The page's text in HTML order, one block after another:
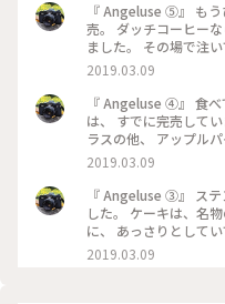
『 Angeluse ⑤』 もうひとつの名物、 梅ダッチコーヒーも完
売。 ダッチコーヒー
ました。 その場で注いでくれるのですが、 撮るの忘れました
😅 美味しくいただきました。 最初で最後の訪問になりました
が、 本当に行くことが出来て
ヂェラス#浅草カフェ#
2019.03.09
『 Angeluse ④』 食べてみたかった、 レモンパイとミルフェ
は、 すでに完売して
ラスの他、 アップルパイと
は、みっちり。 サバリンは
ンヂェラス#浅草カフ
2019.03.09
『 Angeluse ③』 ステンドグラスのある席に着くことができま
した。 ケーキは、名
に、 あっさりとしてい
#angeluse#アンヂェ
2019.03.09